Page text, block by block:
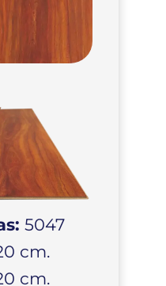
5047
cm.
cm.